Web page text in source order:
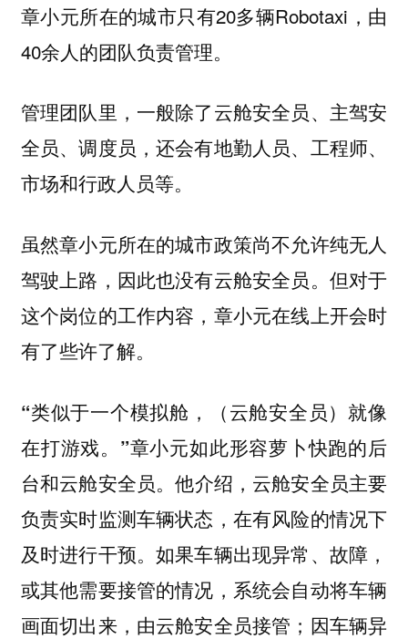
章小元所在的城市只有20多辆Robotaxi，由
40余人的团队负责管理。
管理团队里，一般除了云舱安全员、主驾安
全员、调度员，还会有地勤人员、工程师、
市场和行政人员等。
虽然章小元所在的城市政策尚不允许纯无人
驾驶上路，因此也没有云舱安全员。但对于
这个岗位的工作内容，章小元在线上开会时
有了些许了解。
“类似于一个模拟舱，（云舱安全员）就像
在打游戏。”章小元如此形容萝卜快跑的后
台和云舱安全员。他介绍，云舱安全员主要
负责实时监测车辆状态，在有风险的情况下
及时进行干预。如果车辆出现异常、故障，
或其他需要接管的情况，系统会自动将车辆
画面切出来，由云舱安全员接管；因车辆异